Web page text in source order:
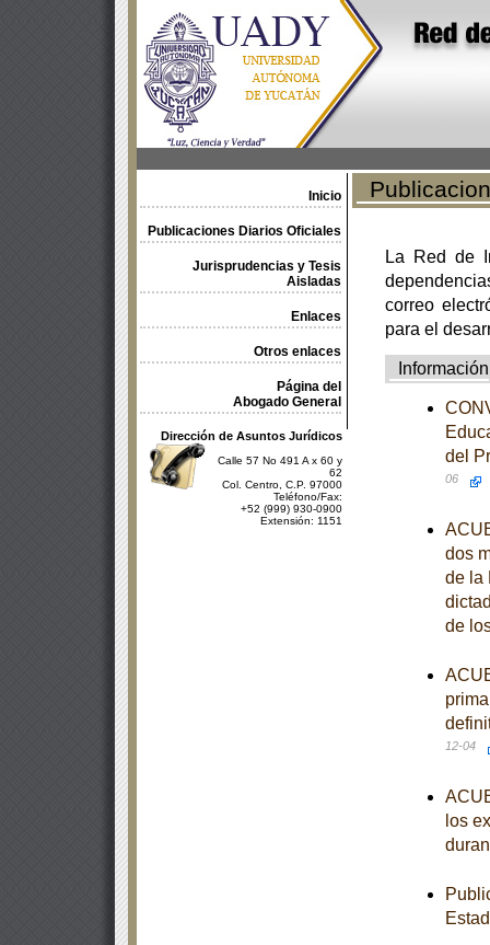
Inicio
Publicaciones Diarios Oficiales
Jurisprudencias y Tesis
Aisladas
Enlaces
Otros enlaces
Página del
Abogado General
Dirección de Asuntos Jurídicos
Calle 57 No 491 A x 60 y
62
Col. Centro, C.P. 97000
Teléfono/Fax:
+52 (999) 930-0900
Extensión: 1151
La Red de
correo
para el
Información
del
06
dos
de la
de
12-04
los